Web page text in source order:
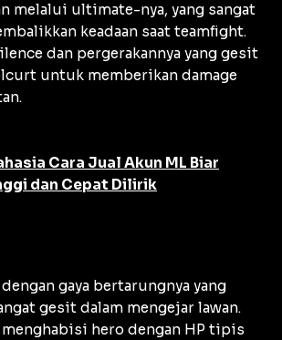
melalui ultimate-nya, yang sangat
keadaan saat teamfight.
dan pergerakannya yang gesit
untuk memberikan damage
Cara Jual Akun ML Biar
dan Cepat Dilirik
gaya bertarungnya yang
gesit dalam mengejar lawan.
hero dengan HP tipis